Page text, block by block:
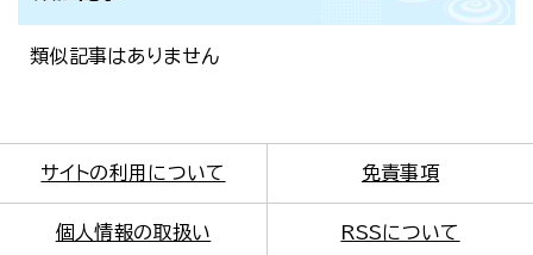
類似記事はありません
サイトの利用について 免責事項
個人情報の取扱い RSSについて